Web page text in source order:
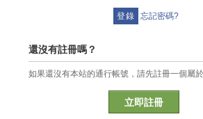
忘記密碼?
還沒有註冊嗎？
如果還沒有本站的通行帳號，請先註冊一個屬於
立即註冊